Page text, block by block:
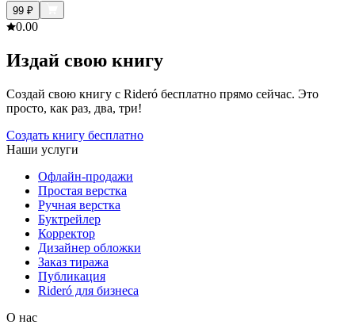
99 ₽
0.00
Издай свою книгу
Создай свою книгу с Rideró бесплатно прямо сейчас. Это
просто, как раз, два, три!
Создать книгу бесплатно
Наши услуги
Офлайн-продажи
Простая верстка
Ручная верстка
Буктрейлер
Корректор
Дизайнер обложки
Заказ тиража
Публикация
Rideró для бизнеса
О нас